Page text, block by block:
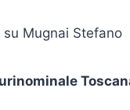
Mugnai Stefano